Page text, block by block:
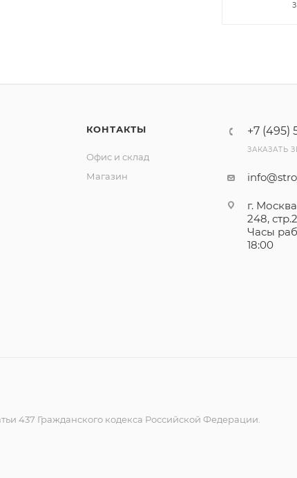
КОНТАКТЫ
Офис и склад
Магазин
+7 (495)
ЗАКАЗАТЬ
г.
248, стр.2
Часы
18:00
437 Гражданского кодекса Российской Федерации.